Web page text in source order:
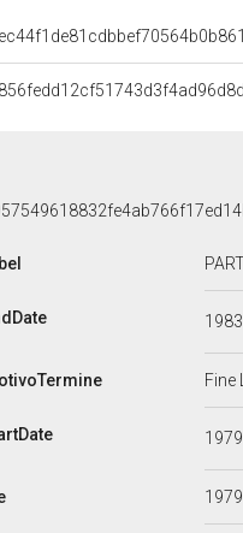
Fine